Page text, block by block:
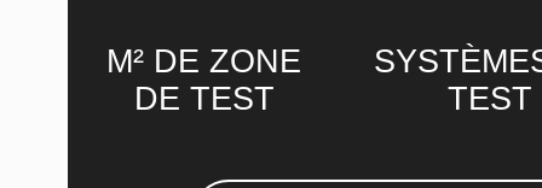
TEST
M² DE ZONE
DE TEST